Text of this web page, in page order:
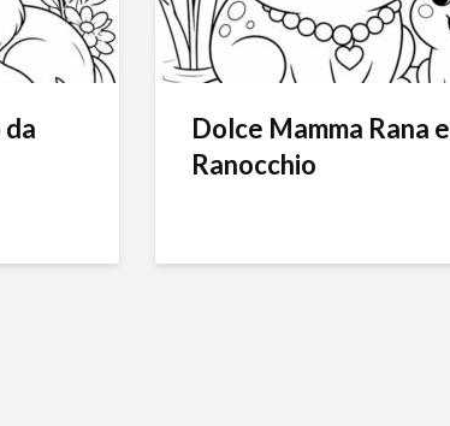
da
Dolce Mamma Rana e
Ranocchio